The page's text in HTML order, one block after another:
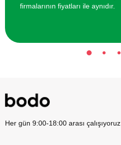
firmalarının fiyatları ile aynıdır.
Her gün 9:00-18:00 arası çalışıyoruz